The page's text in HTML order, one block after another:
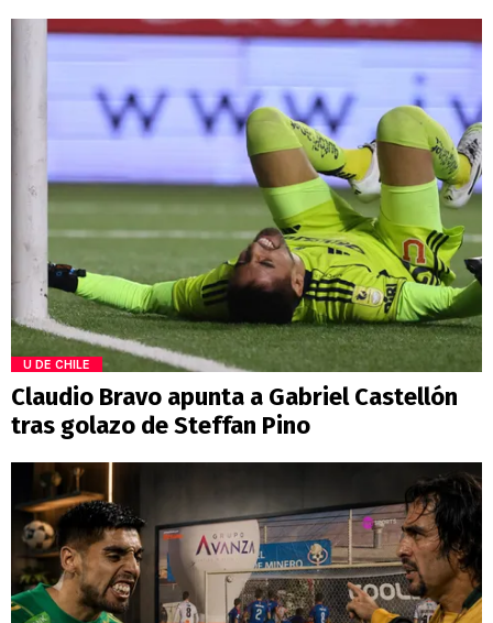
U DE CHILE
Claudio Bravo apunta a Gabriel Castellón
tras golazo de Steffan Pino